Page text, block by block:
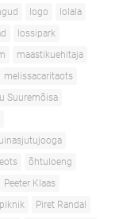
logo
lolala
lossipark
maastikuehitaja
melissacaritaots
Suuremõisa
õhtuloeng
Peeter Klaas
piknik
Piret Randal